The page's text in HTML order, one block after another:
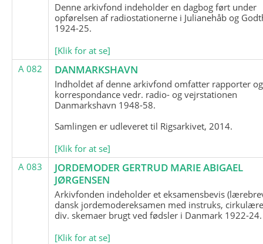
Denne arkivfond indeholder en dagbog ført under
opførelsen af radiostationerne i Julianehåb og
1924-25.
[Klik for at se]
A 082
DANMARKSHAVN
Indholdet af denne arkivfond omfatter rapporter og
korrespondance vedr. radio- og vejrstationen
Danmarkshavn 1948-58.
Samlingen er udleveret til Rigsarkivet, 2014.
[Klik for at se]
A 083
JORDEMODER GERTRUD MARIE ABIGAEL
JØRGENSEN
Arkivfonden indeholder et eksamensbevis
dansk jordemodereksamen med instruks,
div. skemaer brugt ved fødsler i Danmark 1922-24.
[Klik for at se]